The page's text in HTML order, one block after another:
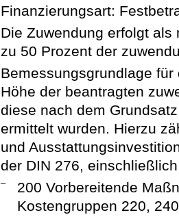
Finanzierungsart:
Die Zuwendung erfolgt
zu 50 Prozent der
Bemessungsgrundlage
Höhe der beantragten
diese nach dem
ermittelt wurden. Hierzu
und
der DIN 276,
–
200 Vorbereitende
Kostengruppen 220,